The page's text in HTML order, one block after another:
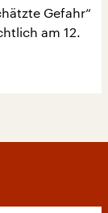
Gefahr“
am 12.